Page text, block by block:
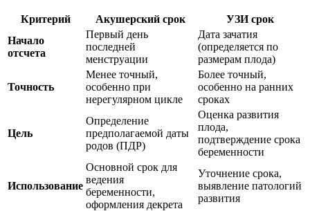
Критерий Акушерский срок
УЗИ срок
Начало
отсчета
Первый день
последней
менструации
Дата зачатия
(определяется по
размерам плода)
Точность
Менее точный,
особенно при
нерегулярном цикле
Более точный,
особенно на ранних
сроках
Цель
Определение
предполагаемой даты
родов (ПДР)
Оценка развития
плода,
подтверждение срока
беременности
Использование
Основной срок для
ведения
беременности,
оформления декрета
Уточнение срока,
выявление патологий
развития